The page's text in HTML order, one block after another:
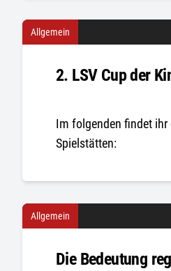
Allgemein
2. LSV Cup der
Im folgenden findet ihr
Spielstätten:
Allgemein
Die Bedeutung